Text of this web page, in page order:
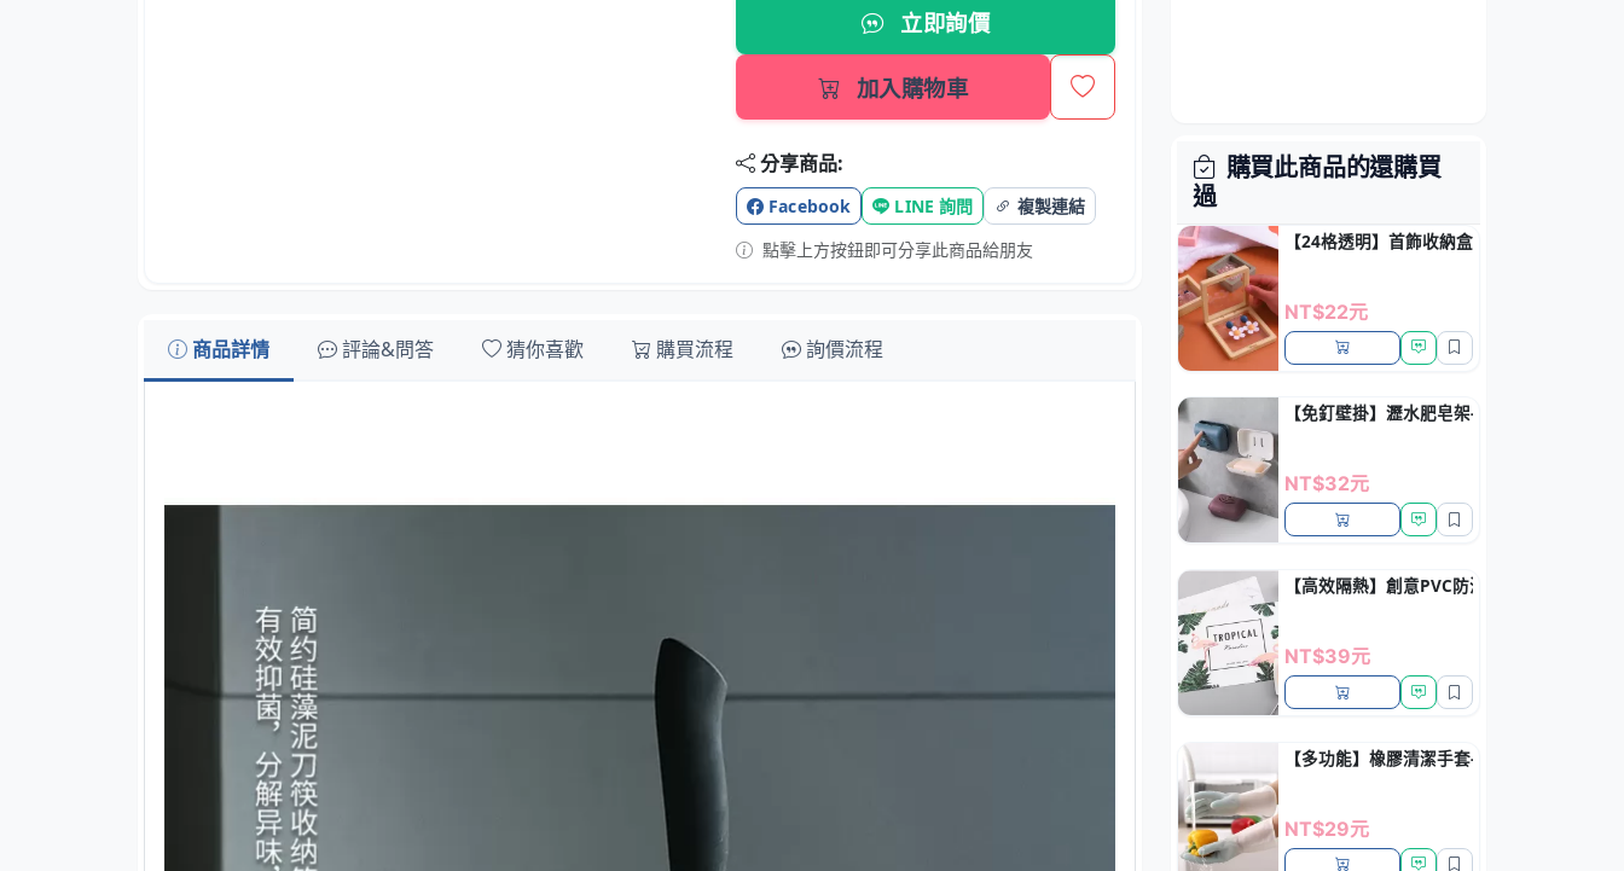
立即詢價
加入購物車
分享商品:
Facebook LINE 詢問
複製連結
點擊上方按鈕即可分享此商品給朋友
商品詳情 評論&問答 猜你喜歡 購買流程 詢價流程
購買此商品的還購買
過
【24格透明】首飾收納盒 - 壓克力防塵展示
NT$22元
【免釘壁掛】瀝水肥皂架-無痕貼香皂盒
NT$32元
【高效隔熱】創意PVC防滑餐墊 - 餐桌保護
NT$39元
【多功能】橡膠清潔手套-廚房洗衣專用
NT$29元